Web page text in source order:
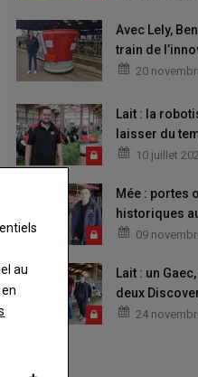
Avec Lely,
train de
20
Lait : la
laisser du
10 juillet
Mée : portes
historiques
09
Lait : un
deux
24
au